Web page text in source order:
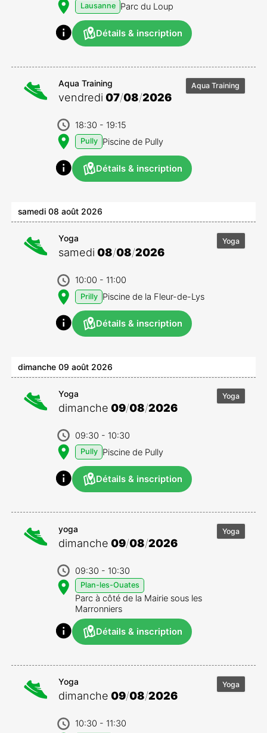
Lausanne Parc du Loup
Détails & inscription
Aqua Training
vendredi 07/08/2026
Aqua Training
18:30 - 19:15
Pully Piscine de Pully
Détails & inscription
samedi 08 août 2026
Yoga
samedi 08/08/2026
Yoga
10:00 - 11:00
Prilly Piscine de la Fleur-de-Lys
Détails & inscription
dimanche 09 août 2026
Yoga
dimanche 09/08/2026
Yoga
09:30 - 10:30
Pully Piscine de Pully
Détails & inscription
yoga
dimanche 09/08/2026
Yoga
09:30 - 10:30
Plan-les-Ouates
Parc à côté de la Mairie sous les
Marronniers
Détails & inscription
Yoga
dimanche 09/08/2026
Yoga
10:30 - 11:30